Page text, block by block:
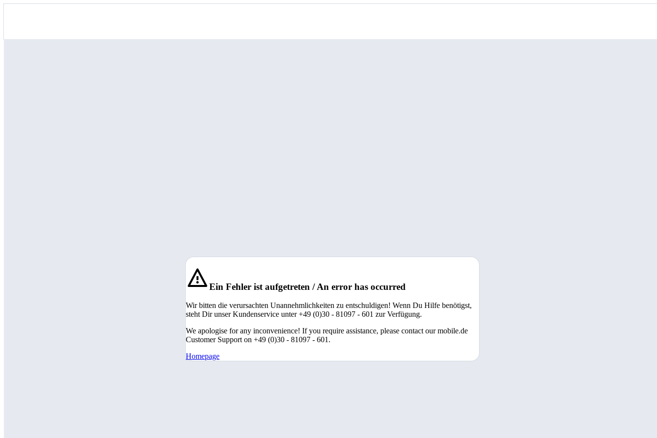
Ein Fehler ist aufgetreten / An error has occurred
Wir bitten die verursachten Unannehmlichkeiten zu entschuldigen! Wenn Du Hilfe benötigst,
steht Dir unser Kundenservice unter +49 (0)30 - 81097 - 601 zur Verfügung.
We apologise for any inconvenience! If you require assistance, please contact our mobile.de
Customer Support on +49 (0)30 - 81097 - 601.
Homepage